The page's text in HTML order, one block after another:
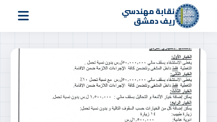
نقابة مهندسي
ريف دمشق